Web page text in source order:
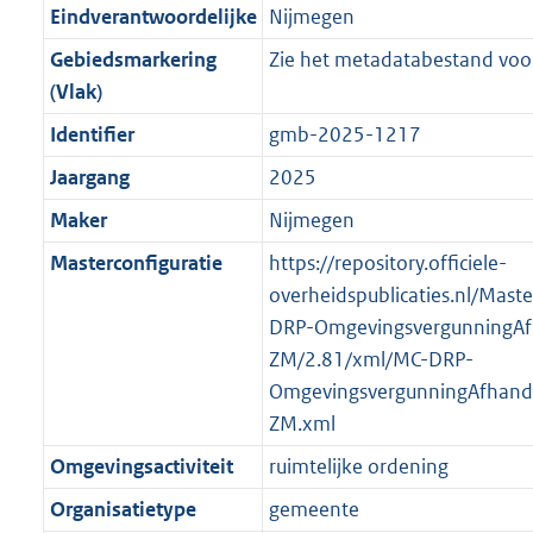
f
o
m
a
a
t
b
n
f
r
m
a
a
t
K
i
n
o
r
m
a
a
t
b
e
i
f
o
r
m
a
a
8
o
o
t
e
:
4
K
b
r
o
t
t
e
:
4
K
b
Eindverantwoordelijke Nijmegen
Gebiedsmarkering
(Vlak)
Zie het metadatabestand
Identifier
gmb-2025-1217
Jaargang
2025
Maker
Nijmegen
Masterconfiguratie
https://repository.officiele-
overheidspublicaties.nl/
DRP-
ZM/2.81/xml/MC-DRP-
ZM.xml
Omgevingsactiviteit
ruimtelijke ordening
Organisatietype
gemeente